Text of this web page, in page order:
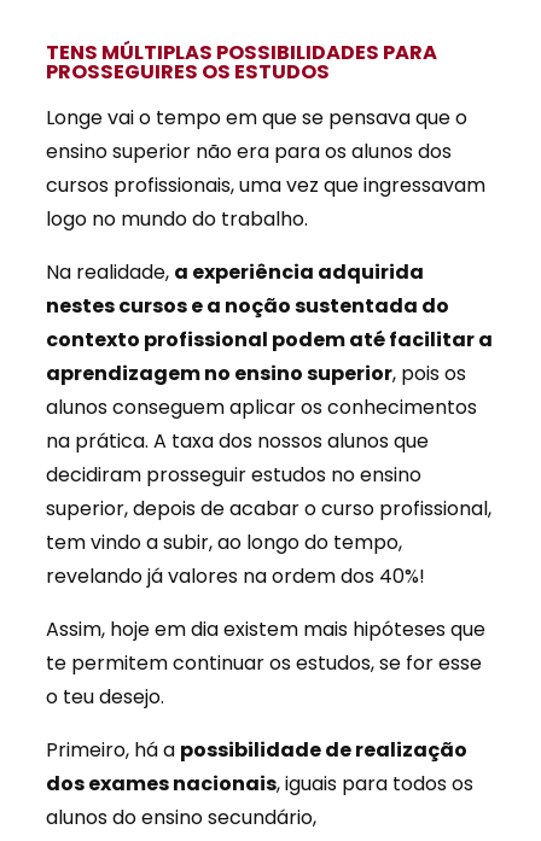
TENS MÚLTIPLAS POSSIBILIDADES PARA
PROSSEGUIRES OS ESTUDOS
Longe vai o tempo em que se pensava que o
ensino superior não era para os alunos dos
cursos profissionais, uma vez que ingressavam
logo no mundo do trabalho.
Na realidade, a experiência adquirida
nestes cursos e a noção sustentada do
contexto profissional podem até facilitar a
aprendizagem no ensino superior, pois os
alunos conseguem aplicar os conhecimentos
na prática. A taxa dos nossos alunos que
decidiram prosseguir estudos no ensino
superior, depois de acabar o curso profissional,
tem vindo a subir, ao longo do tempo,
revelando já valores na ordem dos 40%!
Assim, hoje em dia existem mais hipóteses que
te permitem continuar os estudos, se for esse
o teu desejo.
Primeiro, há a possibilidade de realização
dos exames nacionais, iguais para todos os
alunos do ensino secundário,